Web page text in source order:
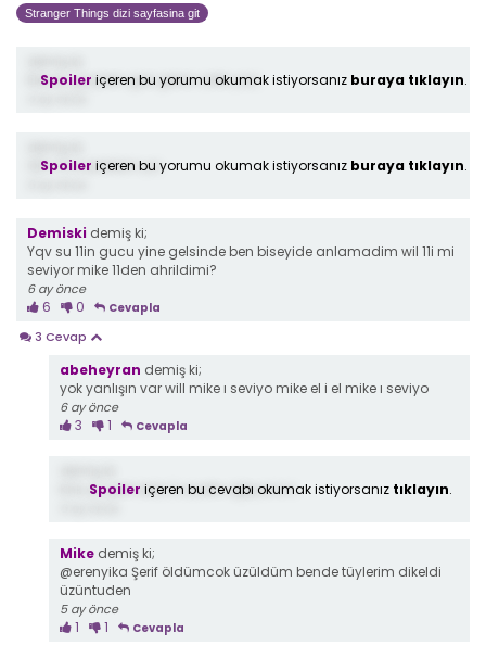
Stranger Things dizi sayfasina git
Eleven güçlerin geri gelsin artık yaa
Spoiler içeren bu yorumu okumak istiyorsanız buraya tıklayın.
Olm 11 e üzüldüm ya
Spoiler içeren bu yorumu okumak istiyorsanız buraya tıklayın.
Demiski demiş ki;
Yqv su 11in gucu yine gelsinde ben biseyide anlamadim wil 11i mi
seviyor mike 11den ahrildimi?
6 ay önce
6 0 Cevapla
3 Cevap
abeheyran demiş ki;
yok yanlışın var will mike ı seviyo mike el i el mike ı seviyo
6 ay önce
3 1 Cevapla
Knk ya şerif öldü 3 saattir ağliyomm
Spoiler içeren bu cevabı okumak istiyorsanız tıklayın.
Mike demiş ki;
@erenyika Şerif öldümcok üzüldüm bende tüylerim dikeldi
üzüntuden
5 ay önce
1 1 Cevapla